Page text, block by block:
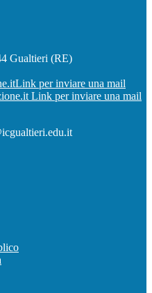
Gualtieri (RE)
Link per inviare una mail
Link per inviare una mail